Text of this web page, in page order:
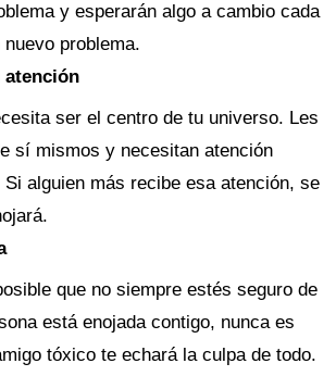
y esperarán algo a cambio cada
problema.
atención
ser el centro de tu universo. Les
sí mismos y necesitan atención
alguien más recibe esa atención, se
que no siempre estés seguro de
está enojada contigo, nunca es
tóxico te echará la culpa de todo.